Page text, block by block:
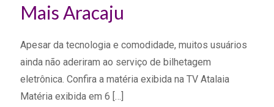
Mais Aracaju
Apesar da tecnologia e comodidade, muitos usuários
ainda não aderiram ao serviço de bilhetagem
eletrônica. Confira a matéria exibida na TV Atalaia
Matéria exibida em 6 […]